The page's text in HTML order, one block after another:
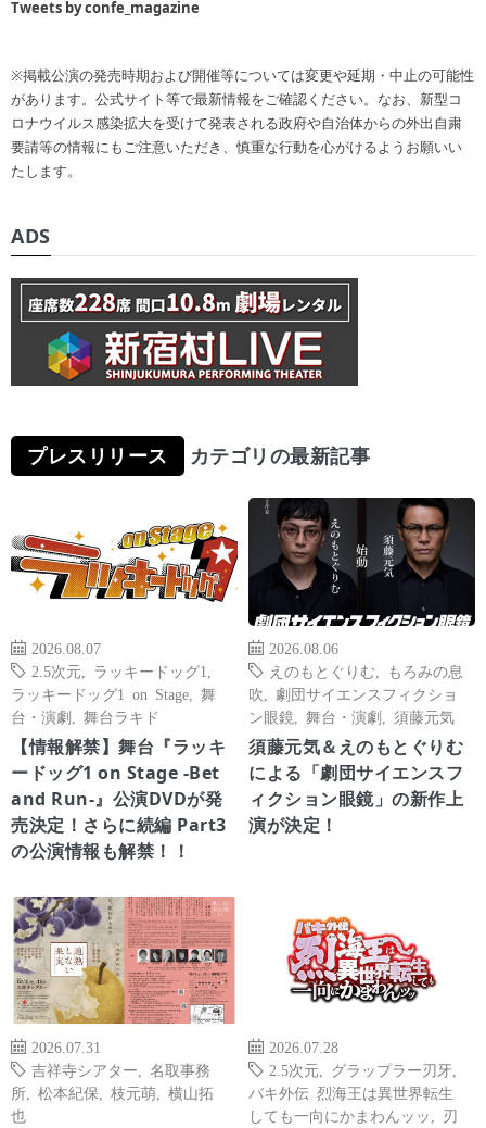
Tweets by confe_magazine
※掲載公演の発売時期および開催等については変更や延期・中止の可能性
があります。公式サイト等で最新情報をご確認ください。なお、新型コ
ロナウイルス感染拡大を受けて発表される政府や自治体からの外出自粛
要請等の情報にもご注意いただき、慎重な行動を心がけるようお願いい
たします。
ADS
プレスリリース カテゴリの最新記事
2026.08.07
2.5次元
ラッキードッグ1
ラッキードッグ1 on Stage
舞
台・演劇
舞台ラキド
【情報解禁】舞台『ラッキ
ードッグ1 on Stage -Bet
and Run-』公演DVDが発
売決定！さらに続編 Part3
の公演情報も解禁！！
2026.08.06
えのもとぐりむ
もろみの息
吹
劇団サイエンスフィクショ
ン眼鏡
舞台・演劇 須藤元気
須藤元気＆えのもとぐりむ
による「劇団サイエンスフ
ィクション眼鏡」の新作上
演が決定！
2026.07.31
吉祥寺シアター
名取事務
所
松本紀保 枝元萌
横山拓
也
2026.07.28
2.5次元
グラップラー刃牙
バキ外伝 烈海王は異世界転生
しても一向にかまわんッッ
刃